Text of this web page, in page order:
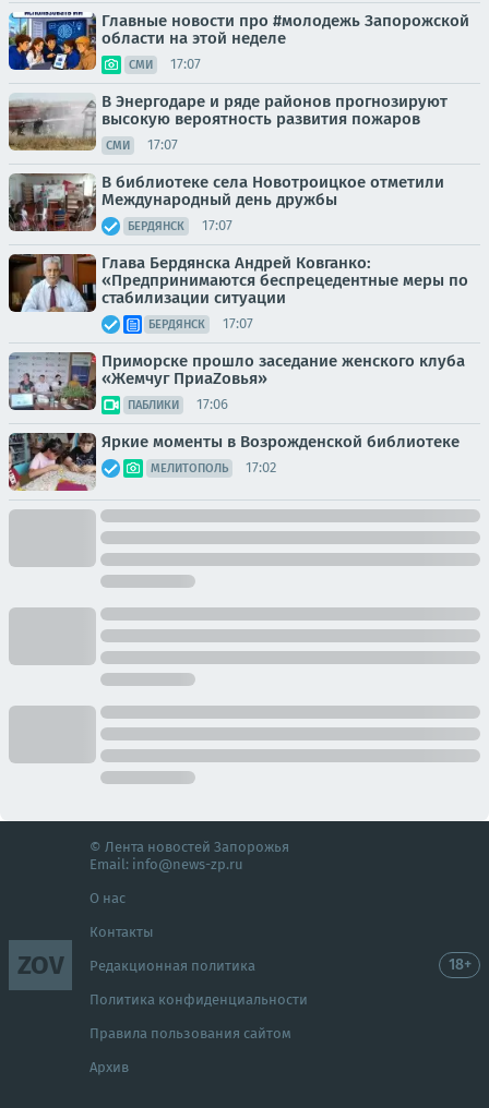
Главные новости про #молодежь Запорожской
области на этой неделе
СМИ 17:07
В Энергодаре и ряде районов прогнозируют
высокую вероятность развития пожаров
СМИ 17:07
В библиотеке села Новотроицкое отметили
Международный день дружбы
БЕРДЯНСК 17:07
Глава Бердянска Андрей Ковганко:
«Предпринимаются беспрецедентные меры по
стабилизации ситуации
БЕРДЯНСК 17:07
Приморске прошло заседание женского клуба
«Жемчуг ПриаZовья»
ПАБЛИКИ 17:06
Яркие моменты в Возрожденской библиотеке
МЕЛИТОПОЛЬ 17:02
ZOV
© Лента новостей Запорожья
Email: info@news-zp.ru
О нас
Контакты
Редакционная политика
Политика конфиденциальности
Правила пользования сайтом
Архив
18+